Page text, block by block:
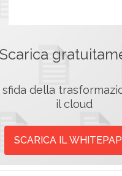
Scarica
della
il cloud
SCARICA IL